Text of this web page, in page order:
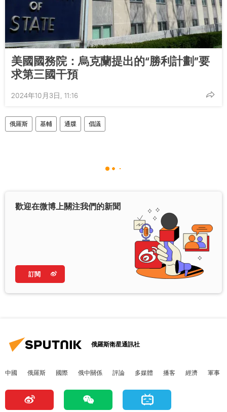
美國國務院：烏克蘭提出的“勝利計劃”要
求第三國干預
2024年10月3日, 11:16
俄羅斯 基輔 通牒 倡議
歡迎在微博上關注我們的新聞
訂閱
俄羅斯衛星通訊社
中國 俄羅斯 國際 俄中關係 評論 多媒體 播客 經濟 軍事